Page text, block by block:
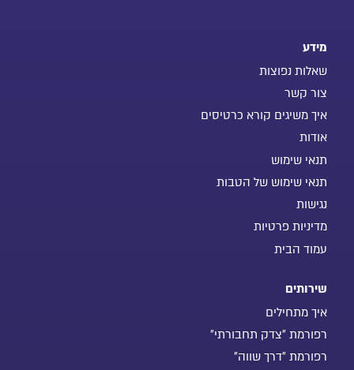
מידע
שאלות נפוצות
צור קשר
איך משיגים קורא כרטיסים
אודות
תנאי שימוש
תנאי שימוש של הטבות
נגישות
מדיניות פרטיות
עמוד הבית
שירותים
איך מתחילים
רפורמת "צדק תחבורתי"
רפורמת "דרך שווה"